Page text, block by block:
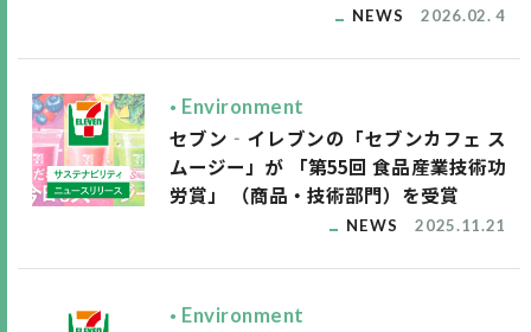
NEWS 2026.02. 4
Environment
セブン‐イレブンの「セブンカフェ ス
ムージー」が 「第55回 食品産業技術功
労賞」 （商品・技術部門）を受賞
NEWS 2025.11.21
Environment